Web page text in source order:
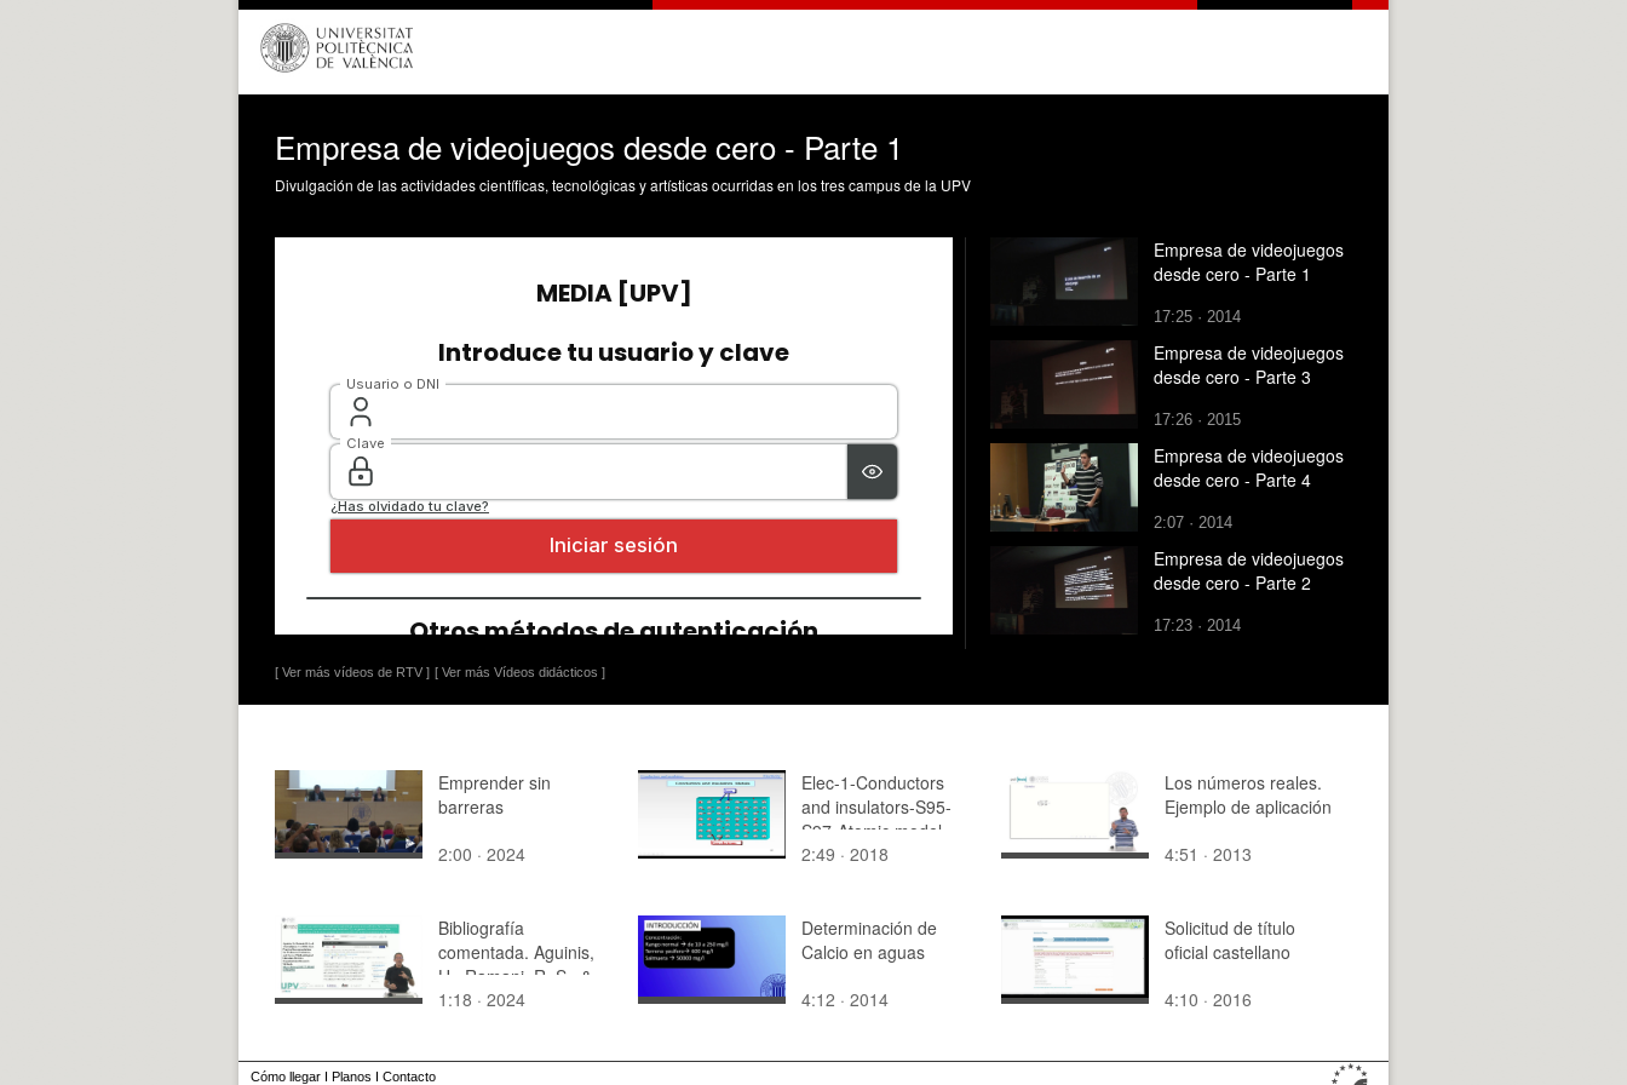
Empresa de videojuegos desde cero - Parte 1
Divulgación de las actividades científicas, tecnológicas y artísticas ocurridas en los tres campus de la UPV
[ Ver más vídeos de RTV ] [ Ver más Vídeos didácticos ]
Empresa de videojuegos
desde cero - Parte 1
17:25 · 2014
Empresa de videojuegos
desde cero - Parte 3
17:26 · 2015
Empresa de videojuegos
desde cero - Parte 4
2:07 · 2014
Empresa de videojuegos
desde cero - Parte 2
17:23 · 2014
Emprender sin
barreras
2:00 · 2024
Elec-1-Conductors
and insulators-S95-
S97-Atomic model
2:49 · 2018
Los números reales.
Ejemplo de aplicación
4:51 · 2013
Bibliografía
comentada. Aguinis,
H., Ramani, R. S., &
Alabduljader, N.
1:18 · 2024
Determinación de
Calcio en aguas
4:12 · 2014
Solicitud de título
oficial castellano
4:10 · 2016
Cómo llegar I Planos I Contacto